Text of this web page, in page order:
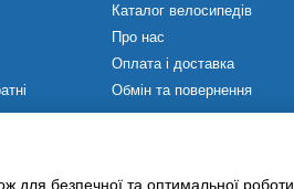
Каталог велосипедів
Про нас
Оплата і доставка
Обмін та повернення
для безпечної та оптимальної роботи